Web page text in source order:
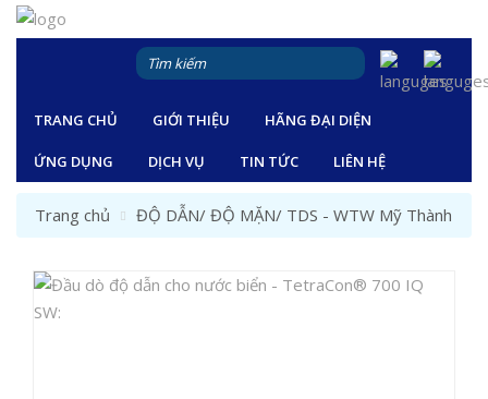
TRANG CHỦ GIỚI THIỆU HÃNG ĐẠI DIỆN
ỨNG DỤNG DỊCH VỤ TIN TỨC LIÊN HỆ
Trang chủ ĐỘ DẪN/ ĐỘ MẶN/ TDS - WTW Mỹ Thành